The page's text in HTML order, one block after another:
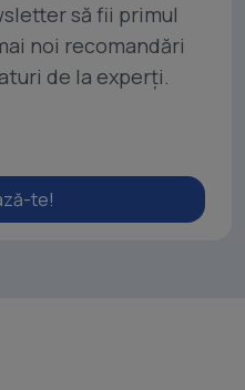
să fii primul
noi recomandări
de la experți.
te!